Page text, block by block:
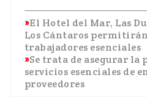
El Hotel del Mar, Las
Los Cántaros
trabajadores esenciales
Se trata de asegurar la
servicios esenciales de
proveedores